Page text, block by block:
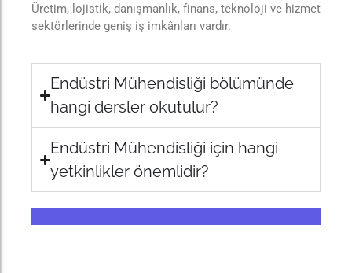
Üretim, lojistik, danışmanlık, finans, teknoloji ve hizmet
sektörlerinde geniş iş imkânları vardır.
Endüstri Mühendisliği bölümünde
hangi dersler okutulur?
Endüstri Mühendisliği için hangi
yetkinlikler önemlidir?